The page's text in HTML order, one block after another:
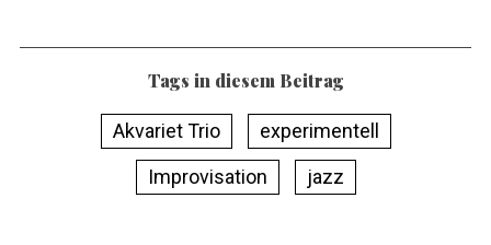
Tags in diesem Beitrag
Akvariet Trio
experimentell
Improvisation
jazz